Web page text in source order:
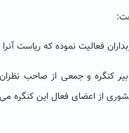
فعالیت نموده که ریاست
کنگره و جمعی از صاحب
از اعضای فعال این کنگره